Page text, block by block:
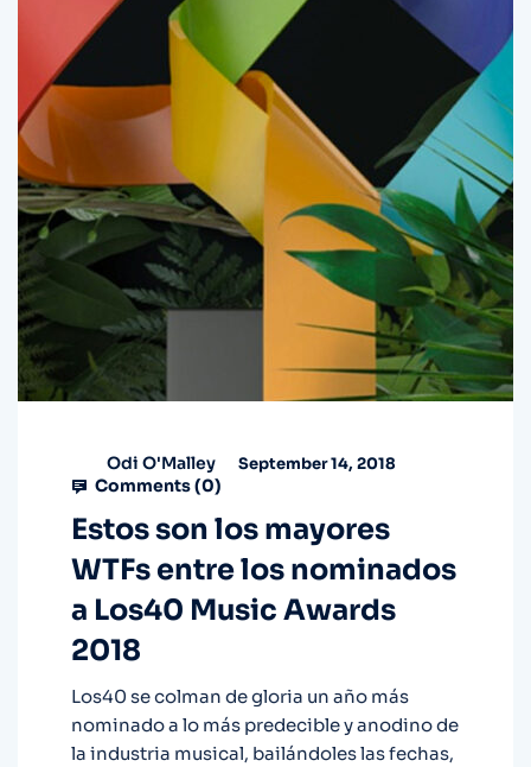
Odi O'Malley September 14, 2018
Comments (0)
Estos son los mayores
WTFs entre los nominados
a Los40 Music Awards
2018
Los40 se colman de gloria un año más
nominado a lo más predecible y anodino de
la industria musical, bailándoles las fechas,